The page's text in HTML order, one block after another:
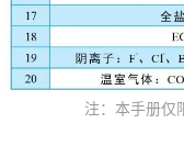
注：本手册仅